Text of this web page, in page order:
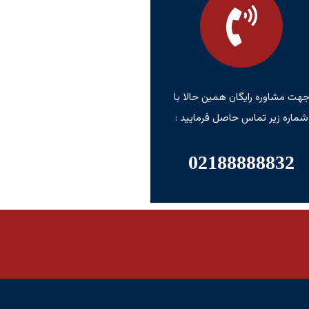
جهت مشاوره رایگان همین حالا با
شماره زیر تماس حاصل فرمایید :
02188888832